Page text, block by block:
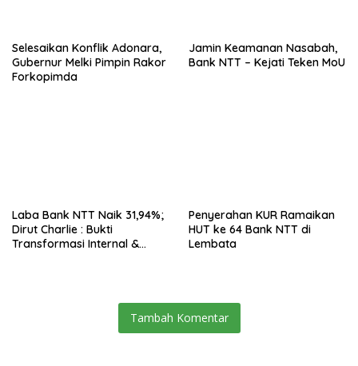
Selesaikan Konflik Adonara,
Gubernur Melki Pimpin Rakor
Forkopimda
Jamin Keamanan Nasabah,
Bank NTT – Kejati Teken MoU
Laba Bank NTT Naik 31,94%;
Dirut Charlie : Bukti
Transformasi Internal &
Penyerahan KUR Ramaikan
HUT ke 64 Bank NTT di
Lembata
Tambah Komentar